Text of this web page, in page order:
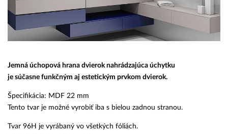
Jemná úchopová hrana dvierok nahrádzajúca úchytku
je súčasne funkčným aj estetickým prvkom dvierok.
Špecifikácia: MDF 22 mm
Tento tvar je možné vyrobiť iba s bielou zadnou stranou.
Tvar 96H je vyrábaný vo všetkých fóliách.